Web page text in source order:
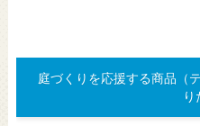
庭づくりを応援する商品（
り